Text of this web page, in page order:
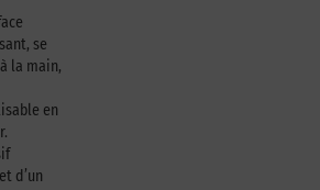
se
la main,
en
d’un